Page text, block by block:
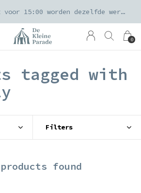
0
Orders geplaatst voor 15:00 worden dezelfde werkdag verzonden
tagged with
Filters
found